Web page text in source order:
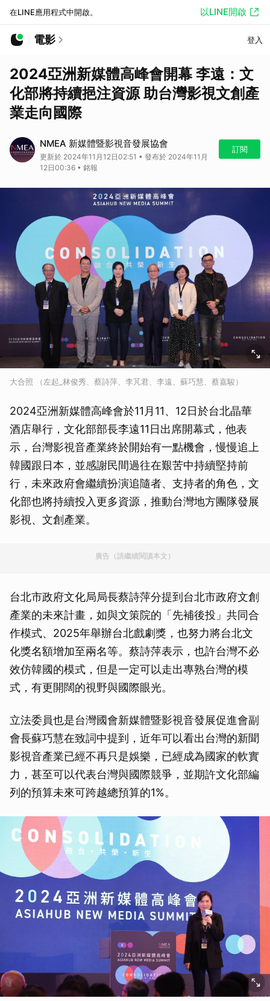
在LINE應用程式中開啟。 以LINE開啟
電影 登入
2024亞洲新媒體高峰會開幕 李遠：文
化部將持續挹注資源 助台灣影視文創產
業走向國際
NMEA 新媒體暨影視音發展協會
更新於 2024年11月12日02:51 • 發布於 2024年11月
12日00:36 • 銘報
訂閱
大合照 （左起_林俊秀、蔡詩萍、李芃君、李遠、蘇巧慧、蔡嘉駿）
2024亞洲新媒體高峰會於11月11、12日於台北晶華
酒店舉行，文化部部長李遠11日出席開幕式，他表
示，台灣影視音產業終於開始有一點機會，慢慢追上
韓國跟日本，並感謝民間過往在艱苦中持續堅持前
行，未來政府會繼續扮演追隨者、支持者的角色，文
化部也將持續投入更多資源，推動台灣地方團隊發展
影視、文創產業。
廣告（請繼續閱讀本文）
台北市政府文化局局長蔡詩萍分提到台北市政府文創
產業的未來計畫，如與文策院的「先補後投」共同合
作模式、2025年舉辦台北戲劇獎，也努力將台北文
化獎名額增加至兩名等。蔡詩萍表示，也許台灣不必
效仿韓國的模式，但是一定可以走出專熟台灣的模
式，有更開闊的視野與國際眼光。
立法委員也是台灣國會新媒體暨影視音發展促進會副
會長蘇巧慧在致詞中提到，近年可以看出台灣的新聞
影視音產業已經不再只是娛樂，已經成為國家的軟實
力，甚至可以代表台灣與國際競爭，並期許文化部編
列的預算未來可跨越總預算的1%。